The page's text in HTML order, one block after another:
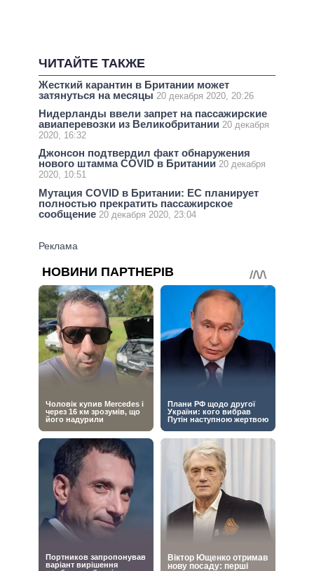
ЧИТАЙТЕ ТАКЖЕ
Жесткий карантин в Британии может
затянуться на месяцы 20 декабря 2020, 20:26
Нидерланды ввели запрет на пассажирские
авиаперевозки из Великобритании 20 декабря
2020, 16:32
Джонсон подтвердил факт обнаружения
нового штамма COVID в Британии 20 декабря
2020, 10:51
Мутация COVID в Британии: ЕС планирует
полностью прекратить пассажирское
сообщение 20 декабря 2020, 23:04